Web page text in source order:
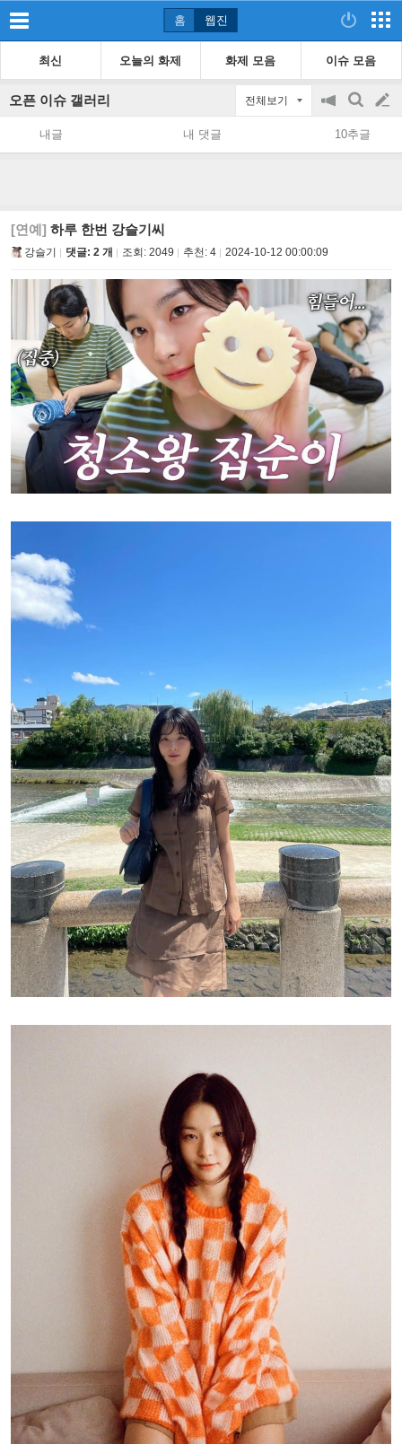
홈 웹진
최신 오늘의 화제 화제 모음 이슈 모음
오픈 이슈 갤러리 전체보기
공
지
on/off
검
색
글
쓰
내글 내 댓글 10추글
[연예] 하루 한번 강슬기씨
강슬기 댓글: 2 개 조회: 2049 추천: 4 2024-10-12 00:00:09